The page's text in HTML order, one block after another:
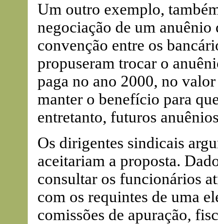
Um outro exemplo,
negociação de um
convenção entre os
propuseram trocar o
paga no ano 2000, no
manter o benefício para
entretanto, futuros
Os dirigentes sindicais
aceitariam a proposta.
consultar os funcionários
com os requintes de uma
comissões de apuração,